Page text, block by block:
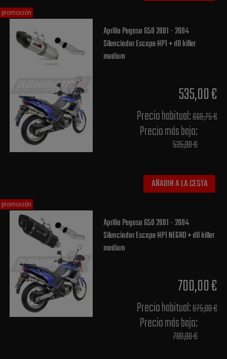
Aprilia Pegaso 650 2001 - 2004
Silenciador Escape HP1 + dB killer
medium
535,00 €
Precio habitual​:668,75 €
Precio más bajo​:
535,00 €
AÑADIR A LA CESTA
promoción
Aprilia Pegaso 650 2001 - 2004
Silenciador Escape HP1 NEGRO + dB killer
medium
700,00 €
Precio habitual​:875,00 €
Precio más bajo​:
700,00 €
promoción